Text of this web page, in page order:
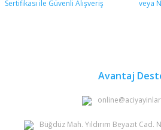
Avantaj
Büğdüz Mah. Yıldırım Beyazıt